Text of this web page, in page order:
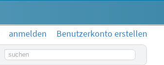
anmelden
Benutzerkonto erstellen
Suchbegriff